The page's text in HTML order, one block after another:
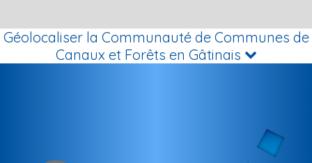
Géolocaliser la Communauté de Communes de
Canaux et Forêts en Gâtinais